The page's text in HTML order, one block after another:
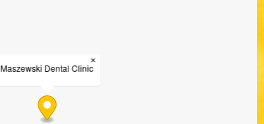
Maszewski Dental Clinic
×